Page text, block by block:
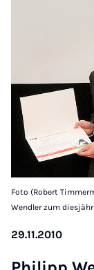
Foto (Robert
Wendler zum
29.11.2010